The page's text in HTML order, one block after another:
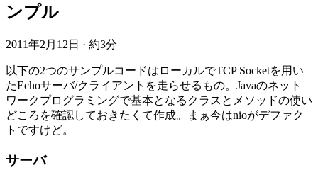
ンプル
2011年2月12日 · 約3分
以下の2つのサンプルコードはローカルでTCP Socketを用い
たEchoサーバ/クライアントを走らせるもの。Javaのネット
ワークプログラミングで基本となるクラスとメソッドの使い
どころを確認しておきたくて作成。まぁ今はnioがデファク
トですけど。
サーバ